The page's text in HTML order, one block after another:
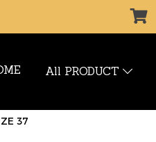
All PRODUCT
37